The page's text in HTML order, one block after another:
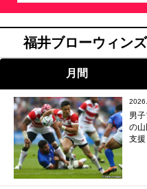
福井ブローウィン
月間
男
の
支援